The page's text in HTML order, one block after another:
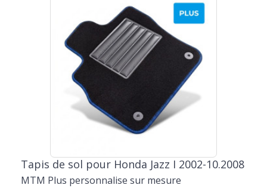
Tapis de sol pour Honda Jazz I 2002-10.2008
MTM Plus personnalise sur mesure